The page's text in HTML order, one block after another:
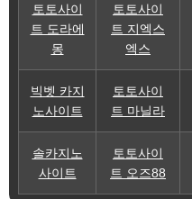
토토사이
트 도라에
몽
토토사이
트 지엑스
엑스
빅벳 카지
노사이트
토토사이
트 마닐라
솔카지노
사이트
토토사이
트 오즈88